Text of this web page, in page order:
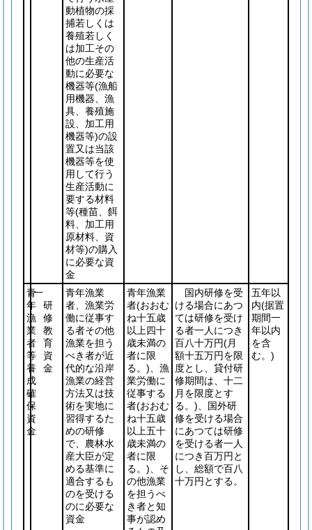
動植物の採
捕若しくは
養殖若しく
は加工その
他の生産活
動に必要な
機器等(漁船
用機器、漁
具、養殖施
設、加工用
機器等)の設
置又は当該
機器等を使
用して行う
生産活動に
要する材料
等(種苗、餌
料、加工用
原材料、資
材等)の購入
に必要な資
金
青
年
漁
業
者
等
養
成
確
保
資
金
一
研
修
教
育
資
金
青年漁業
者、漁業労
働に従事す
る者その他
漁業を担う
べき者が近
代的な沿岸
漁業の経営
方法又は技
術を実地に
習得するた
めの研修
で、農林水
産大臣が定
める基準に
適合するも
のを受ける
のに必要な
資金
青年漁業
者(おおむ
ね十五歳
以上四十
歳未満の
者に限
る。) 、漁
業労働に
従事する
者(おおむ
ね十五歳
以上五十
歳未満の
者に限
る。) 、そ
の他漁業
を担うべ
き者と知
事が認め
国内研修を受
ける場合にあつ
ては研修を受け
る者一人につき
百八十万円(月
額十五万円を限
度とし、貸付研
修期間は、十二
月を限度とす
る。) 、国外研
修を受ける場合
にあつては研修
を受ける者一人
につき百万円と
し、総額で百八
十万円とする。
五年以
内(据置
期間一
年以内
を含
む。)